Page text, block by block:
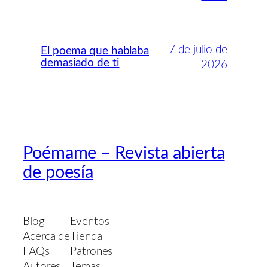
El poema que hablaba
demasiado de ti
7 de julio de
2026
Poémame – Revista abierta
de poesía
Blog
Acerca de
FAQs
Eventos
Tienda
Patrones